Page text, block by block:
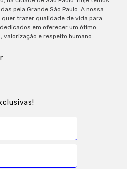
pela Grande São Paulo. A nossa
trazer qualidade de vida para
em oferecer um ótimo
e respeito humano.